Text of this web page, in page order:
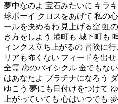
夢中なのよ 宝石みたいに キラ
球ボーイ クロスをあげて 私の
ールを決めるわ 見上げる空 虹
き方をしよう 港町も 城下町も
ィンクス立ち上がるの 冒険に
リアも怖くない フィードを出
全霊 恋のバイシクル 金でもな
はあなたよ プラチナになろう
ゆこう 夢にも日付けをつけて
上がっていても 心はいつでも